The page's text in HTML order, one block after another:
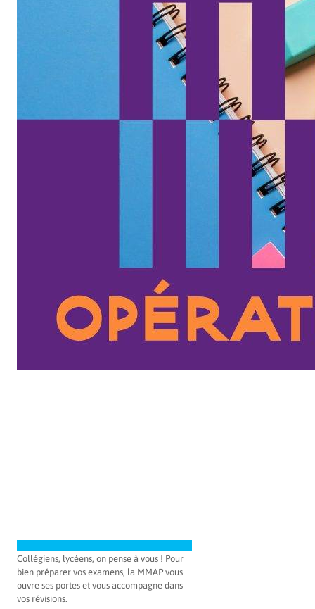
Collégiens, lycéens, on pense à vous ! Pour
bien préparer vos examens, la MMAP vous
ouvre ses portes et vous accompagne dans
vos révisions.